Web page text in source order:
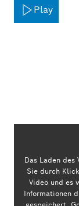
Play
Das Laden des
Sie durch
Video und es
Informationen